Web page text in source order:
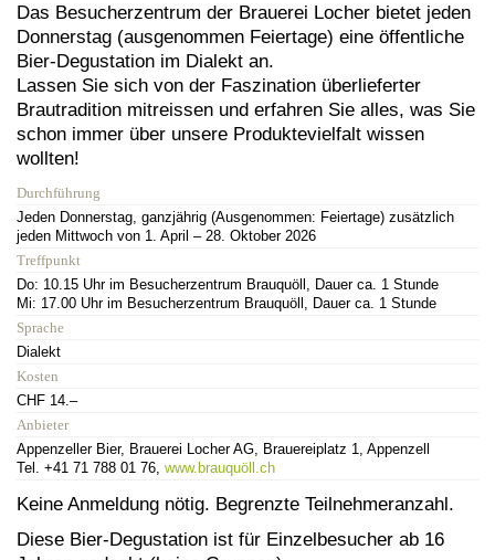
Das Besucherzentrum der Brauerei Locher bietet jeden
Donnerstag (ausgenommen Feiertage) eine öffentliche
Bier-Degustation im Dialekt an.
Lassen Sie sich von der Faszination überlieferter
Brautradition mitreissen und erfahren Sie alles, was Sie
schon immer über unsere Produktevielfalt wissen
wollten!
Durchführung
Jeden Donnerstag, ganzjährig (Ausgenommen: Feiertage) zusätzlich
jeden Mittwoch von 1. April – 28. Oktober 2026
Treffpunkt
Do: 10.15 Uhr im Besucherzentrum Brauquöll, Dauer ca. 1 Stunde
Mi: 17.00 Uhr im Besucherzentrum Brauquöll, Dauer ca. 1 Stunde
Sprache
Dialekt
Kosten
CHF 14.–
Anbieter
Appenzeller Bier, Brauerei Locher AG, Brauereiplatz 1, Appenzell
Tel. +41 71 788 01 76, www.brauquöll.ch
Keine Anmeldung nötig. Begrenzte Teilnehmeranzahl.
Diese Bier-Degustation ist für Einzelbesucher ab 16